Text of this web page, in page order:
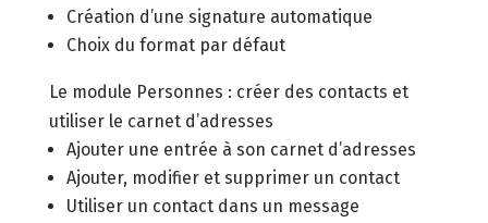
Création d’une signature automatique
Choix du format par défaut
Le module Personnes : créer des contacts et
utiliser le carnet d’adresses
Ajouter une entrée à son carnet d’adresses
Ajouter, modifier et supprimer un contact
Utiliser un contact dans un message